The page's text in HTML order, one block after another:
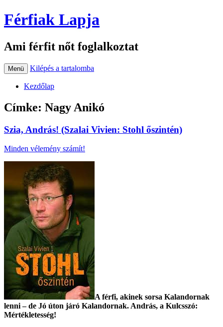
Férfiak Lapja
Ami férfit nőt foglalkoztat
Menü Kilépés a tartalomba
Kezdőlap
Címke: Nagy Anikó
Szia, András! (Szalai Vivien: Stohl őszintén)
Minden vélemény számít!
A férfi, akinek sorsa Kalandornak
lenni – de Jó úton járó Kalandornak. András, a Kulcsszó:
Mértékletesség!